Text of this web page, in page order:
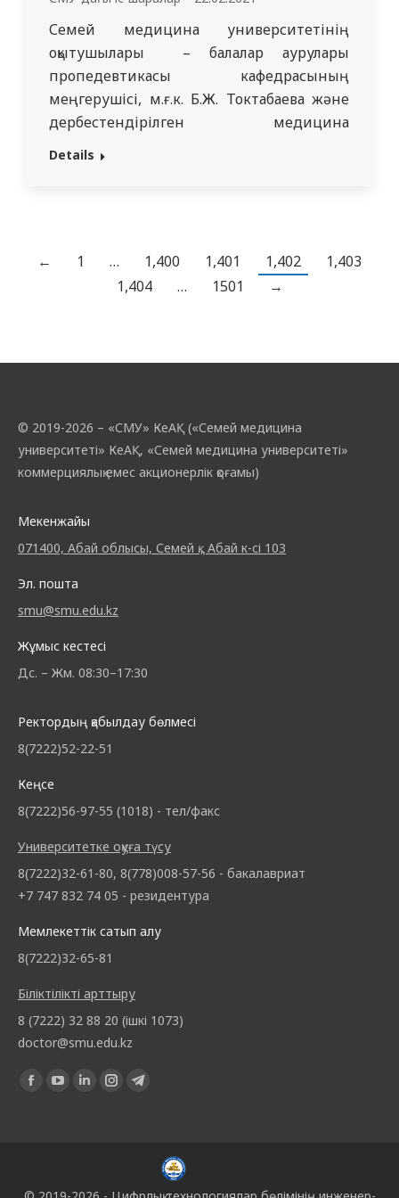
Семей медицина университетінің
оқытушылары – балалар аурулары
пропедевтикасы кафедрасының
меңгерушісі, м.ғ.к. Б.Ж. Токтабаева және
дербестендірілген медицина
кафедрасының оқу ісінің меңгерушісі,
балаларға патронаждық қызмет көрсетудің
әмбебап прогрессивті моделі» атты
Details
← 1 … 1,400 1,401 1,402
1,403
1,404
… 1501 →
© 2019-2026 – «СМУ» КеАҚ («Семей медицина
университеті» КеАҚ, «Семей медицина университеті»
коммерциялық емес акционерлік қоғамы)
Мекенжайы
071400, Абай облысы, Семей қ., Абай к-сі 103
Эл. пошта
smu@smu.edu.kz
Жұмыс кестесі
Дс. – Жм. 08:30–17:30
Ректордың қабылдау бөлмесі
8(7222)52-22-51
Кеңсе
8(7222)56-97-55 (1018) - тел/факс
Университетке оқуға түсу
8(7222)32-61-80, 8(778)008-57-56 - бакалавриат
+7 747 832 74 05 - резидентура
Мемлекеттік сатып алу
8(7222)32-65-81
Біліктілікті арттыру
8 (7222) 32 88 20 (ішкі 1073)
doctor@smu.edu.kz
Find us on: